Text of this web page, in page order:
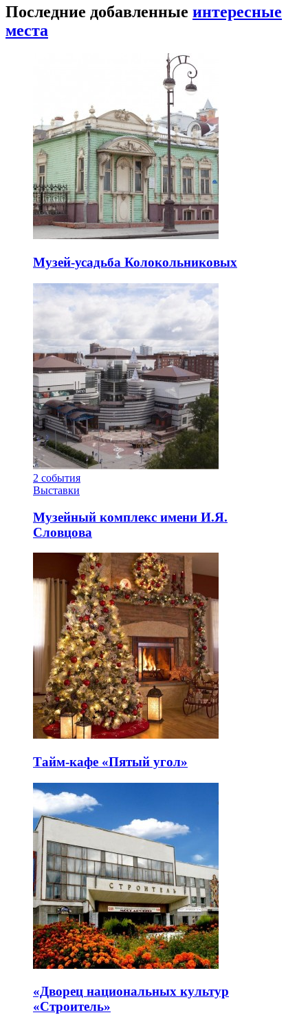
Последние добавленные интересные
места
Музей-усадьба Колокольниковых
2 события
Выставки
Музейный комплекс имени И.Я.
Словцова
Тайм-кафе «Пятый угол»
«Дворец национальных культур
«Строитель»